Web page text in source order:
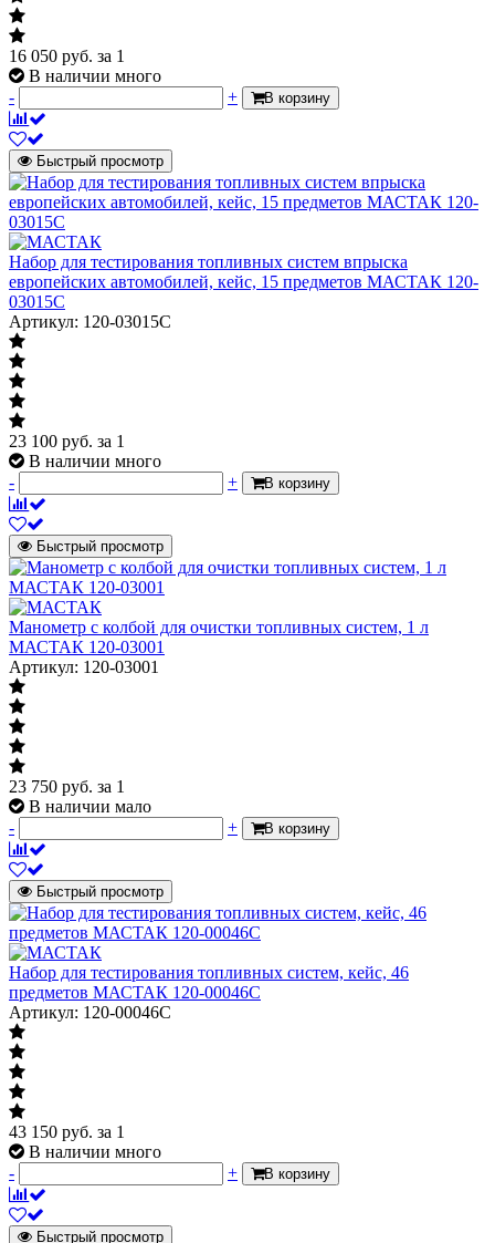
16 050 руб. за 1
В наличии много
-
+ В корзину
Быстрый просмотр
Набор для тестирования топливных систем впрыска
европейских автомобилей, кейс, 15 предметов МАСТАК 120-
03015C
Артикул: 120-03015C
23 100 руб. за 1
В наличии много
-
+ В корзину
Быстрый просмотр
Манометр с колбой для очистки топливных систем, 1 л
МАСТАК 120-03001
Артикул: 120-03001
23 750 руб. за 1
В наличии мало
-
+ В корзину
Быстрый просмотр
Набор для тестирования топливных систем, кейс, 46
предметов МАСТАК 120-00046C
Артикул: 120-00046C
43 150 руб. за 1
В наличии много
-
+ В корзину
Быстрый просмотр